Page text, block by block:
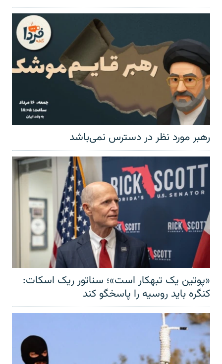
رهبر مورد نظر در دسترس نمی‌باشد
«پوتین یک تبهکار است»؛ سناتور ریک اسکات:
کنگره باید روسیه را پاسخگو کند